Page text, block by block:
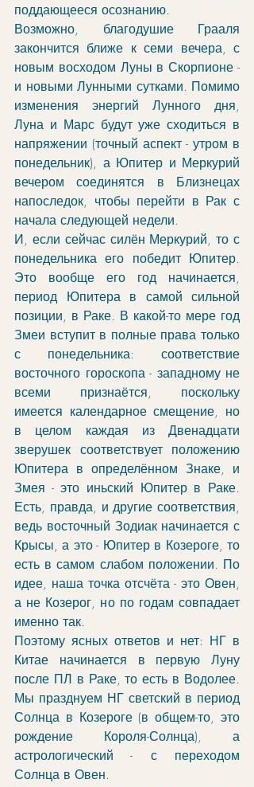
поддающееся осознанию.
Возможно, благодушие Грааля
закончится ближе к семи вечера, с
новым восходом Луны в Скорпионе -
и новыми Лунными сутками. Помимо
изменения энергий Лунного дня,
Луна и Марс будут уже сходиться в
напряжении (точный аспект - утром в
понедельник), а Юпитер и Меркурий
вечером соединятся в Близнецах
напоследок, чтобы перейти в Рак с
начала следующей недели.
И, если сейчас силён Меркурий, то с
понедельника его победит Юпитер.
Это вообще его год начинается,
период Юпитера в самой сильной
позиции, в Раке. В какой-то мере год
Змеи вступит в полные права только
с понедельника: соответствие
восточного гороскопа - западному не
всеми признаётся, поскольку
имеется календарное смещение, но
в целом каждая из Двенадцати
зверушек соответствует положению
Юпитера в определённом Знаке, и
Змея - это иньский Юпитер в Раке.
Есть, правда, и другие соответствия,
ведь восточный Зодиак начинается с
Крысы, а это - Юпитер в Козероге, то
есть в самом слабом положении. По
идее, наша точка отсчёта - это Овен,
а не Козерог, но по годам совпадает
именно так.
Поэтому ясных ответов и нет: НГ в
Китае начинается в первую Луну
после ПЛ в Раке, то есть в Водолее.
Мы празднуем НГ светский в период
Солнца в Козероге (в общем-то, это
рождение Короля-Солнца), а
астрологический - с переходом
Солнца в Овен.